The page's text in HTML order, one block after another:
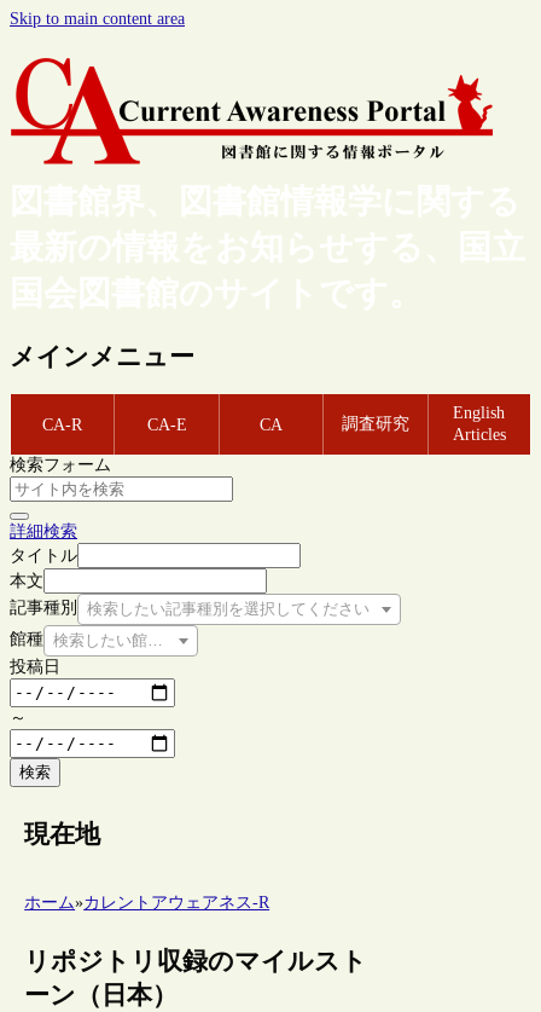
Skip to main content area
図書館界、図書館情報学に関する
最新の情報をお知らせする、国立
国会図書館のサイトです。
メインメニュー
CA-R CA-E CA 調査研究
English
Articles
検索フォーム
詳細検索
タイトル
本文
記事種別
検索したい記事種別を選択してください
館種 検索したい館種を選択してください
投稿日
～
検索
現在地
ホーム»カレントアウェアネス-R
リポジトリ収録のマイルスト
ーン（日本）